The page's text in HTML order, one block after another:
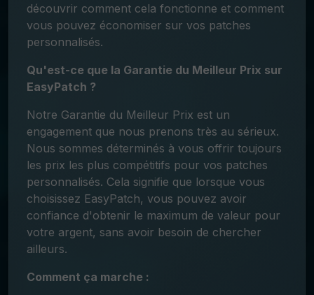
découvrir comment cela fonctionne et comment
vous pouvez économiser sur vos patches
personnalisés.
Qu'est-ce que la Garantie du Meilleur Prix sur
EasyPatch ?
Notre Garantie du Meilleur Prix est un
engagement que nous prenons très au sérieux.
Nous sommes déterminés à vous offrir toujours
les prix les plus compétitifs pour vos patches
personnalisés. Cela signifie que lorsque vous
choisissez EasyPatch, vous pouvez avoir
confiance d'obtenir le maximum de valeur pour
votre argent, sans avoir besoin de chercher
ailleurs.
Comment ça marche :